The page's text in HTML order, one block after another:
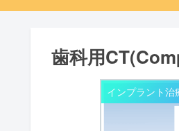
歯科用
インプラント治